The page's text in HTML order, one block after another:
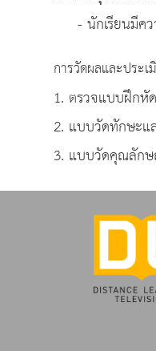
- นักเรียนมีคว
การวัดผลและประ
1. ตรวจแบบฝึกหั
2. แบบวัดทักษะแ
3. แบบวัดคุณลัก